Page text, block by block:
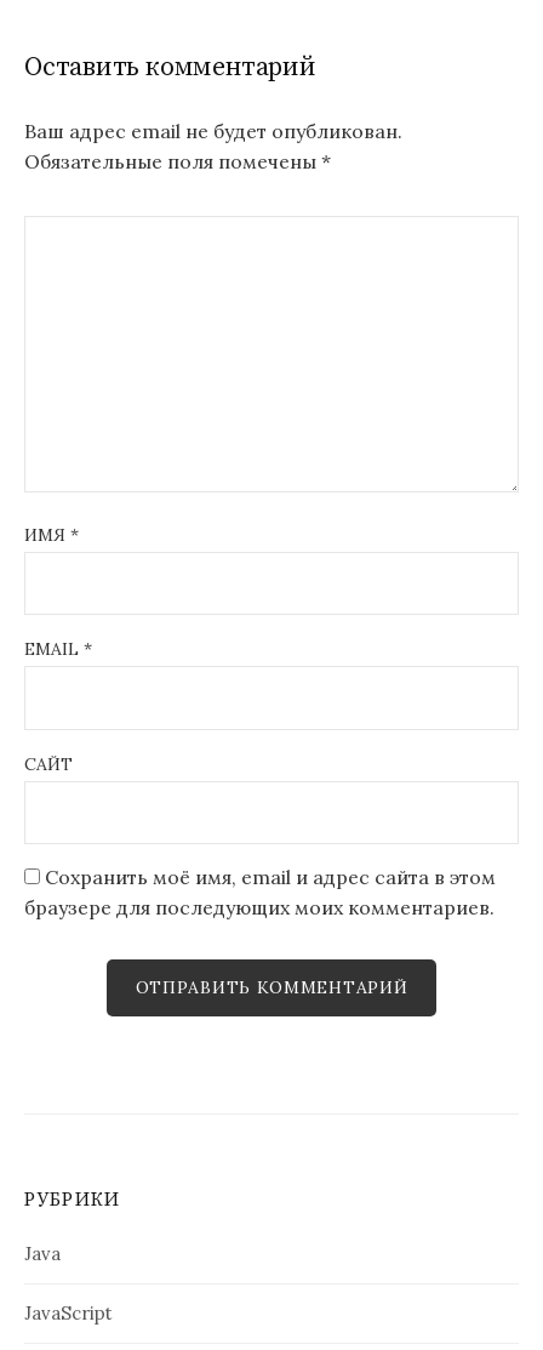
Оставить комментарий
Ваш адрес email не будет опубликован.
Обязательные поля помечены *
ИМЯ *
EMAIL *
САЙТ
Сохранить моё имя, email и адрес сайта в этом
браузере для последующих моих комментариев.
РУБРИКИ
Java
JavaScript